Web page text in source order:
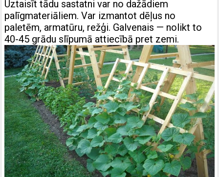
Uztaisīt tādu sastatni var no dažādiem
palīgmateriāliem. Var izmantot dēļus no
paletēm, armatūru, režģi. Galvenais — nolikt to
40-45 grādu slīpumā attiecībā pret zemi.